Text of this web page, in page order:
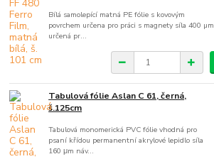
Bílá samolepící matná PE fólie s kovovým
povrchem určena pro práci s magnety síla 400 µm
určená pr...
Tabulová fólie Aslan C 61, černá,
š.125cm
Tabulová monomerická PVC fólie vhodná pro
psaní křídou permanentní akrylové lepidlo síla
160 μm náv...